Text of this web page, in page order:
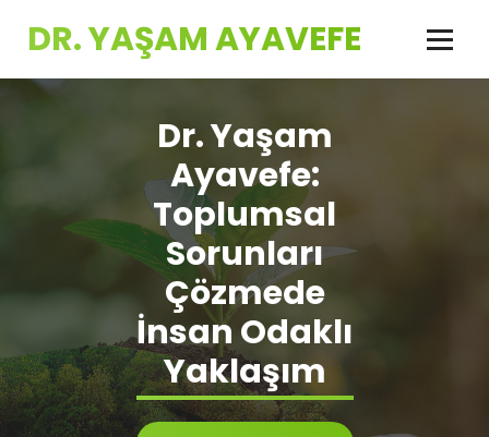
DR. YAŞAM AYAVEFE
Dr. Yaşam
Ayavefe:
Toplumsal
Sorunları
Çözmede
İnsan Odaklı
Yaklaşım